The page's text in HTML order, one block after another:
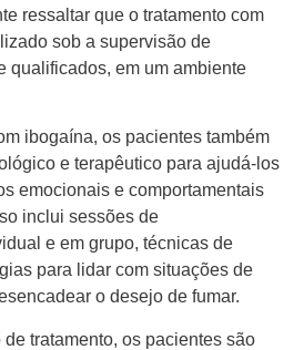
ressaltar que o tratamento com
sob a supervisão de
qualificados, em um ambiente
ibogaína, os pacientes também
e terapêutico para ajudá-los
emocionais e comportamentais
inclui sessões de
e em grupo, técnicas de
para lidar com situações de
o desejo de fumar.
tratamento, os pacientes são